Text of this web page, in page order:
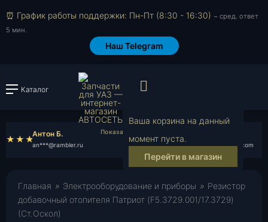
⏰ График работы поддержки: Пн-Пт (8:30 - 16:30) ~ сред. ответ
5 мин.
Наш Telegram
Каталог Войти или
Ваша корзина на данный
момент пуста.
Перейти в магазин
Антон Б.
an***@rambler.ru ge***@yahoo.com
Главная » Электрооборудование и приборы » Резистор
добавочный отопителя Патриот (F5.3729.001/17.3729)
(Ст.Оскол)